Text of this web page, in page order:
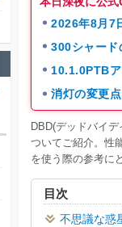
2026年8月7
300シャード
10.1.0PTB
消灯の変更
DBD(デッドバイ
ついてご紹介。性
を使う際の参考に
目次
不思議な惑